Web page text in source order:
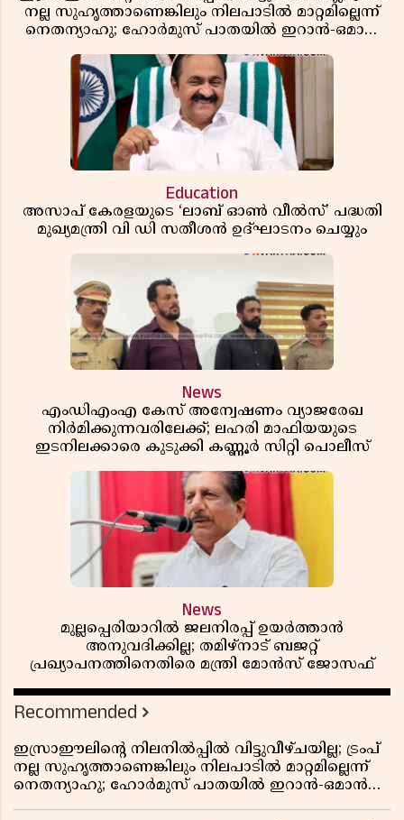
നല്ല സുഹൃത്താണെങ്കിലും നിലപാടിൽ മാറ്റമില്ലെന്ന്
നെതന്യാഹു; ഹോർമുസ് പാതയിൽ ഇറാൻ-ഒമാൻ
Education
അസാപ് കേരളയുടെ ‘ലാബ് ഓൺ വീൽസ്’ പദ്ധതി
മുഖ്യമന്ത്രി വി ഡി സതീശൻ ഉദ്ഘാടനം ചെയ്യും
News
എംഡിഎംഎ കേസ് അന്വേഷണം വ്യാജരേഖ
നിർമിക്കുന്നവരിലേക്ക്; ലഹരി മാഫിയയുടെ
ഇടനിലക്കാരെ കുടുക്കി കണ്ണൂർ സിറ്റി പൊലീസ്
News
മുല്ലപ്പെരിയാറിൽ ജലനിരപ്പ് ഉയർത്താൻ
അനുവദിക്കില്ല; തമിഴ്നാട് ബജറ്റ്
പ്രഖ്യാപനത്തിനെതിരെ മന്ത്രി മോൻസ് ജോസഫ്
Recommended
ഇസ്രാഈലിന്റെ നിലനിൽപ്പിൽ വിട്ടുവീഴ്ചയില്ല; ട്രംപ്
നല്ല സുഹൃത്താണെങ്കിലും നിലപാടിൽ മാറ്റമില്ലെന്ന്
നെതന്യാഹു; ഹോർമുസ് പാതയിൽ ഇറാൻ-ഒമാൻ